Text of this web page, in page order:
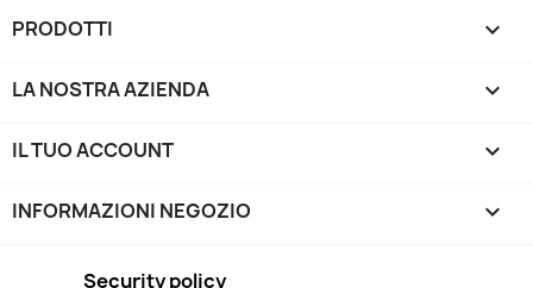
PRODOTTI 
LA NOSTRA AZIENDA 
IL TUO ACCOUNT 
INFORMAZIONI NEGOZIO keyboard_arrow_down
Security policy